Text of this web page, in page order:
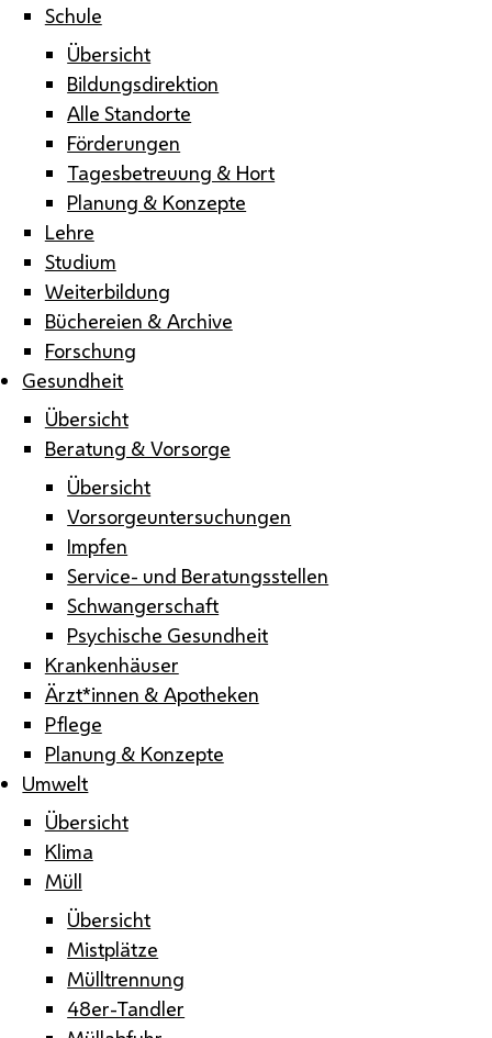
Schule
Übersicht
Bildungsdirektion
Alle Standorte
Förderungen
Tagesbetreuung & Hort
Planung & Konzepte
Lehre
Studium
Weiterbildung
Büchereien & Archive
Forschung
Gesundheit
Übersicht
Beratung & Vorsorge
Übersicht
Vorsorgeuntersuchungen
Impfen
Service- und Beratungsstellen
Schwangerschaft
Psychische Gesundheit
Krankenhäuser
Ärzt*innen & Apotheken
Pflege
Planung & Konzepte
Umwelt
Übersicht
Klima
Müll
Übersicht
Mistplätze
Mülltrennung
48er-Tandler